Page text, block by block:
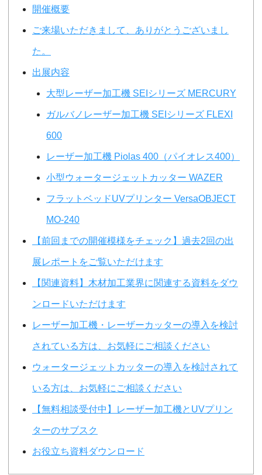
開催概要
ご来場いただきまして、ありがとうございまし
た。
出展内容
大型レーザー加工機 SEIシリーズ MERCURY
ガルバノレーザー加工機 SEIシリーズ FLEXI
600
レーザー加工機 Piolas 400（パイオレス400）
小型ウォータージェットカッター WAZER
フラットベッドUVプリンター VersaOBJECT
MO-240
【前回までの開催模様をチェック】過去2回の出
展レポートをご覧いただけます
【関連資料】木材加工業界に関連する資料をダウ
ンロードいただけます
レーザー加工機・レーザーカッターの導入を検討
されている方は、お気軽にご相談ください
ウォータージェットカッターの導入を検討されて
いる方は、お気軽にご相談ください
【無料相談受付中】レーザー加工機とUVプリン
ターのサブスク
お役立ち資料ダウンロード